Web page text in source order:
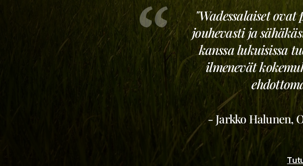
"Wadessalaiset
jouhevasti ja
kanssa lukuisissa
ilmenevät
- Jarkko Halunen,